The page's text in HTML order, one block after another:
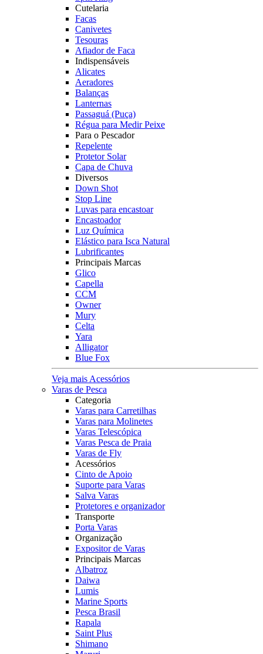
Cutelaria
Facas
Canivetes
Tesouras
Afiador de Faca
Indispensáveis
Alicates
Aeradores
Balanças
Lanternas
Passaguá (Puça)
Régua para Medir Peixe
Para o Pescador
Repelente
Protetor Solar
Capa de Chuva
Diversos
Down Shot
Stop Line
Luvas para encastoar
Encastoador
Luz Química
Elástico para Isca Natural
Lubrificantes
Principais Marcas
Glico
Capella
CCM
Owner
Mury
Celta
Yara
Alligator
Blue Fox
Veja mais Acessórios
Varas de Pesca
Categoria
Varas para Carretilhas
Varas para Molinetes
Varas Telescópica
Varas Pesca de Praia
Varas de Fly
Acessórios
Cinto de Apoio
Suporte para Varas
Salva Varas
Protetores e organizador
Transporte
Porta Varas
Organização
Expositor de Varas
Principais Marcas
Albatroz
Daiwa
Lumis
Marine Sports
Pesca Brasil
Rapala
Saint Plus
Shimano